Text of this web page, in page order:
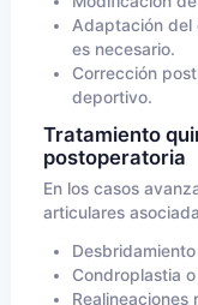
Adaptación del
es necesario.
Corrección
deportivo.
Tratamiento
postoperatoria
En los casos
articulares
Condroplastia